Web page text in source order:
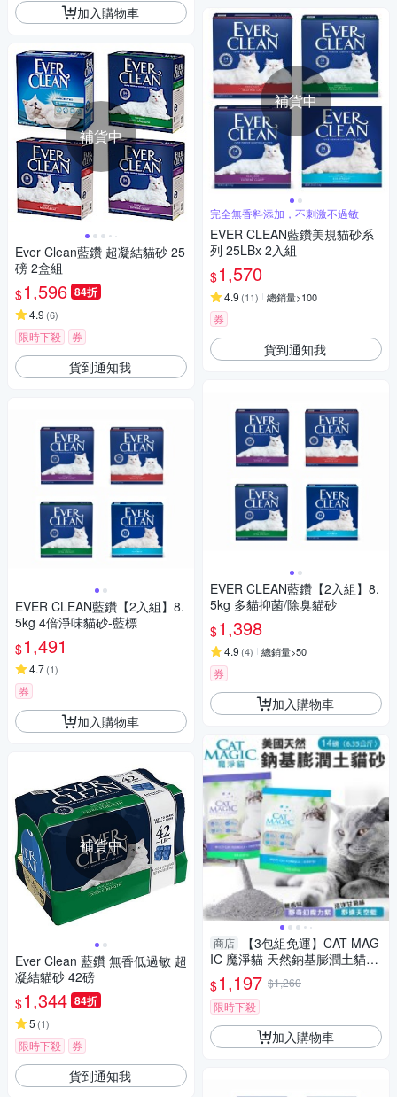
加入購物車
補貨中
Ever Clean藍鑽 超凝結貓砂 25
磅 2盒組
$1,596 84折
4.9 (6)
限時下殺 券
貨到通知我
EVER CLEAN藍鑽【2入組】8.
5kg 4倍淨味貓砂-藍標
$1,491
4.7(1)
券
加入購物車
補貨中
Ever Clean 藍鑽 無香低過敏 超
凝結貓砂 42磅
$1,344 84折
5 (1)
限時下殺 券
貨到通知我
補貨中
完全無香料添加，不刺激不過敏
EVER CLEAN藍鑽美規貓砂系
列 25LBx 2入組
$1,570
4.9 (11) 總銷量>100
券
貨到通知我
EVER CLEAN藍鑽【2入組】8.
5kg 多貓抑菌/除臭貓砂
$1,398
4.9 (4) 總銷量>50
券
加入購物車
商店
【3包組免運】CAT MAG
IC 魔淨貓 天然鈉基膨潤土貓砂
14磅(6.35KG) 舒奇幻魔力紫｜
舒適天空藍 貓砂
$1,197 $1,260
限時下殺
加入購物車